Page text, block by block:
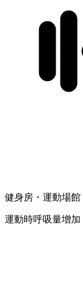
健身房・運動場館
運動時呼吸量增